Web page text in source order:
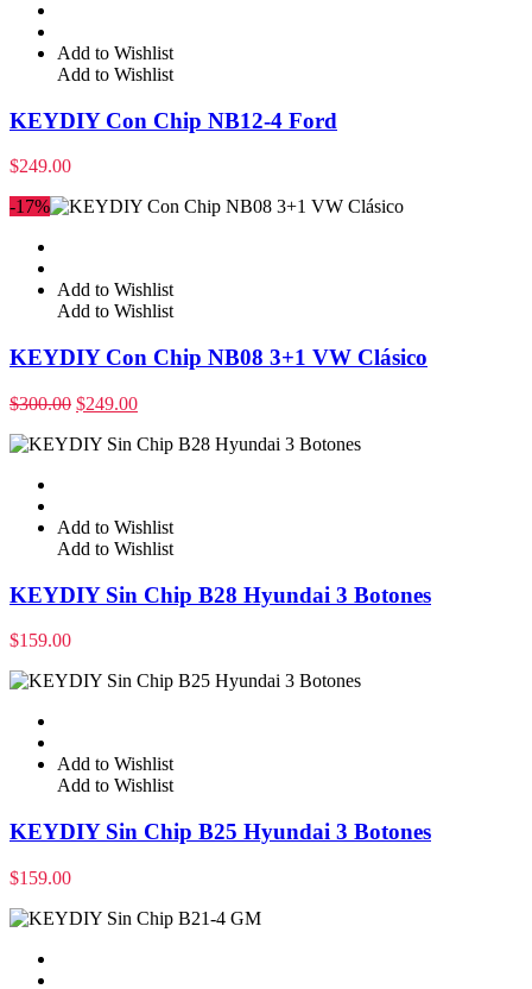
Add to Wishlist
Add to Wishlist
KEYDIY Con Chip NB12-4 Ford
$249.00
-17%
Add to Wishlist
Add to Wishlist
KEYDIY Con Chip NB08 3+1 VW Clásico
$300.00 $249.00
Add to Wishlist
Add to Wishlist
KEYDIY Sin Chip B28 Hyundai 3 Botones
$159.00
Add to Wishlist
Add to Wishlist
KEYDIY Sin Chip B25 Hyundai 3 Botones
$159.00